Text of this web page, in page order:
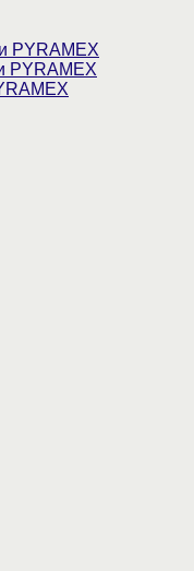
PYRAMEX
PYRAMEX